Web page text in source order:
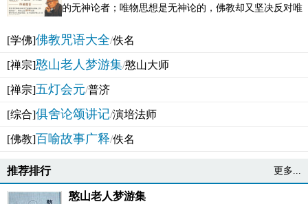
的无神论者；唯物思想是无神论的，佛教却又坚决反对唯
[学佛]佛教咒语大全/佚名
[禅宗]憨山老人梦游集/憨山大师
[禅宗]五灯会元/普济
[综合]俱舍论颂讲记/演培法师
[佛教]百喻故事广释/佚名
推荐排行 更多...
憨山老人梦游集